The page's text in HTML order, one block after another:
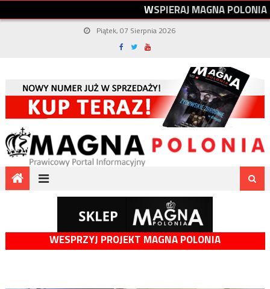
WSPIERAJMAGNAPOLONIA
Piątek, 07 Sierpnia 2026
WESPRZYJ PROJEKT MAGNA POLONIA